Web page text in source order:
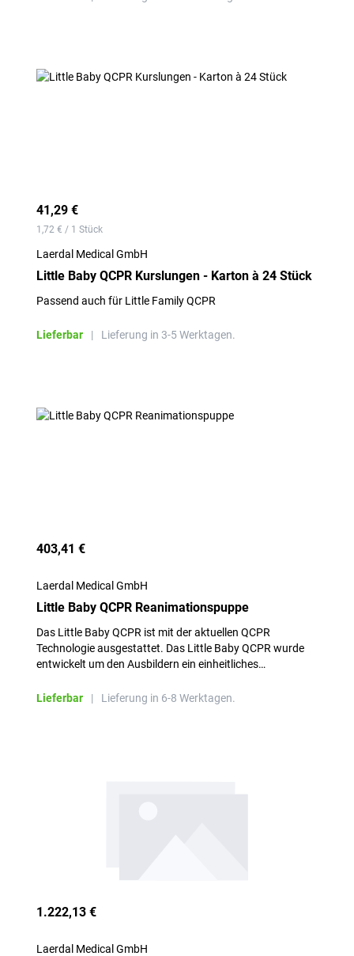
41,29 €
1,72 € / 1 Stück
Laerdal Medical GmbH
Little Baby QCPR Kurslungen - Karton à 24 Stück
Passend auch für Little Family QCPR
Lieferbar | Lieferung in 3-5 Werktagen.
403,41 €
Laerdal Medical GmbH
Little Baby QCPR Reanimationspuppe
Das Little Baby QCPR ist mit der aktuellen QCPR
Technologie ausgestattet. Das Little Baby QCPR wurde
entwickelt um den Ausbildern ein einheitliches
Lieferbar
| Lieferung in 6-8 Werktagen.
1.222,13 €
Laerdal Medical GmbH